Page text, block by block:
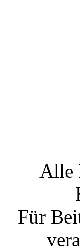
Alle
Für